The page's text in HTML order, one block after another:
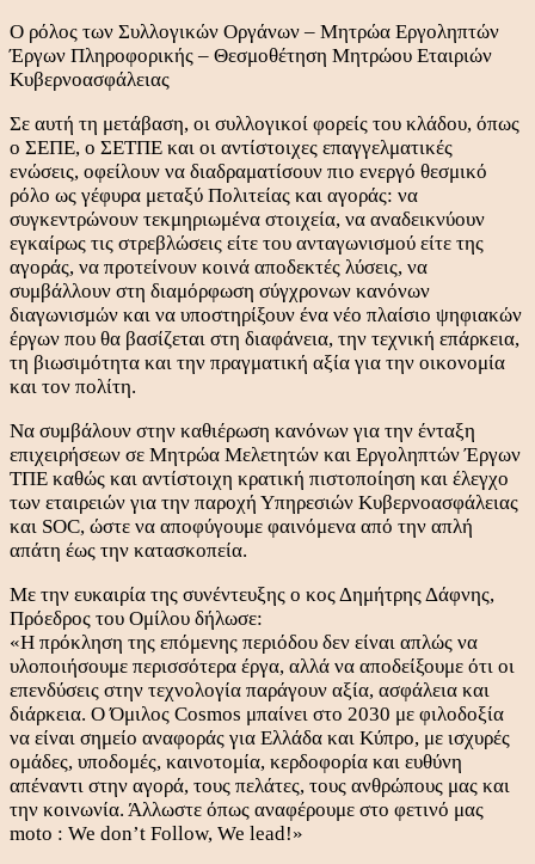
Ο ρόλος των Συλλογικών Οργάνων – Μητρώα Εργοληπτών
Έργων Πληροφορικής – Θεσμοθέτηση Μητρώου Εταιριών
Κυβερνοασφάλειας
Σε αυτή τη μετάβαση, οι συλλογικοί φορείς του κλάδου, όπως
ο ΣΕΠΕ, ο ΣΕΤΠΕ και οι αντίστοιχες επαγγελματικές
ενώσεις, οφείλουν να διαδραματίσουν πιο ενεργό θεσμικό
ρόλο ως γέφυρα μεταξύ Πολιτείας και αγοράς: να
συγκεντρώνουν τεκμηριωμένα στοιχεία, να αναδεικνύουν
εγκαίρως τις στρεβλώσεις είτε του ανταγωνισμού είτε της
αγοράς, να προτείνουν κοινά αποδεκτές λύσεις, να
συμβάλλουν στη διαμόρφωση σύγχρονων κανόνων
διαγωνισμών και να υποστηρίξουν ένα νέο πλαίσιο ψηφιακών
έργων που θα βασίζεται στη διαφάνεια, την τεχνική επάρκεια,
τη βιωσιμότητα και την πραγματική αξία για την οικονομία
και τον πολίτη.
Να συμβάλουν στην καθιέρωση κανόνων για την ένταξη
επιχειρήσεων σε Μητρώα Μελετητών και Εργοληπτών Έργων
ΤΠΕ καθώς και αντίστοιχη κρατική πιστοποίηση και έλεγχο
των εταιρειών για την παροχή Υπηρεσιών Κυβερνοασφάλειας
και SOC, ώστε να αποφύγουμε φαινόμενα από την απλή
απάτη έως την κατασκοπεία.
Με την ευκαιρία της συνέντευξης ο κος Δημήτρης Δάφνης,
Πρόεδρος του Ομίλου δήλωσε:
«Η πρόκληση της επόμενης περιόδου δεν είναι απλώς να
υλοποιήσουμε περισσότερα έργα, αλλά να αποδείξουμε ότι οι
επενδύσεις στην τεχνολογία παράγουν αξία, ασφάλεια και
διάρκεια. Ο Όμιλος Cosmos μπαίνει στο 2030 με φιλοδοξία
να είναι σημείο αναφοράς για Ελλάδα και Κύπρο, με ισχυρές
ομάδες, υποδομές, καινοτομία, κερδοφορία και ευθύνη
απέναντι στην αγορά, τους πελάτες, τους ανθρώπους μας και
την κοινωνία. Άλλωστε όπως αναφέρουμε στο φετινό μας
moto : We don’t Follow, We lead!»